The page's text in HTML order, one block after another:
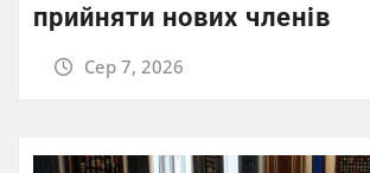
прийняти нових членів
Сер 7, 2026